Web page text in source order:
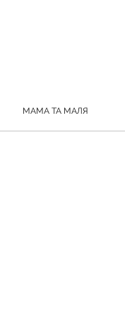
МАМА ТА МАЛЯ